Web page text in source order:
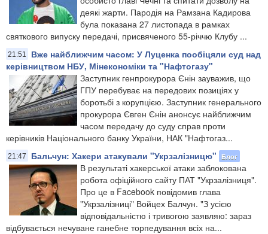
деякі жарти. Пародія на Рамзана Кадирова
була показана 27 листопада в рамках
святкового випуску передачі, присвяченого 55-річчю Клубу ...
21:51
Вже найближчим часом: У Луценка пообіцяли суд над
керівництвом НБУ, Мінекономіки та "Нафтогазу"
Заступник генпрокурора Єнін зауважив, що
ГПУ перебуває на передових позиціях у
боротьбі з корупцією. Заступник генерального
прокурора Євген Єнін анонсує найближчим
часом передачу до суду справ проти
керівників Національного банку України, НАК "Нафтогаз...
21:47 Бальчун: Хакери атакували "Укрзалізницю" Блог
В результаті хакерської атаки заблокована
робота офіційного сайту ПАТ "Укрзалізниця".
Про це в Facebook повідомив глава
"Укрзалізниці" Войцех Балчун. "З усією
відповідальністю і тривогою заявляю: зараз
відбувається нечуване ганебне торпедування всіх на...